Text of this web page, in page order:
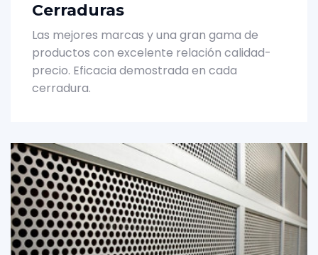
Cerraduras
Las mejores marcas y una gran gama de
productos con excelente relación calidad-
precio. Eficacia demostrada en cada
cerradura.